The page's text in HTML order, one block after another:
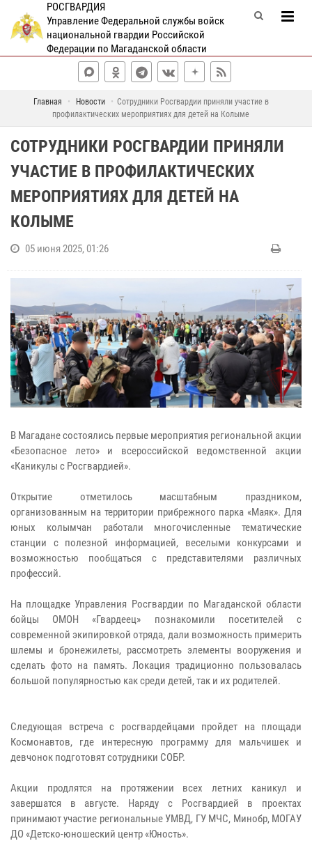
РОСГВАРДИЯ
Управление Федеральной службы войск
национальной гвардии Российской
Федерации по Магаданской области
Главная Новости
Сотрудники Росгвардии приняли участие в
профилактических мероприятиях для детей на Колыме
СОТРУДНИКИ РОСГВАРДИИ ПРИНЯЛИ
УЧАСТИЕ В ПРОФИЛАКТИЧЕСКИХ
МЕРОПРИЯТИЯХ ДЛЯ ДЕТЕЙ НА
КОЛЫМЕ
05 июня 2025, 01:26
В Магадане состоялись первые мероприятия региональной акции
«Безопасное лето» и всероссийской ведомственной акции
«Каникулы с Росгвардией».
Открытие отметилось масштабным праздником,
организованным на территории прибрежного парка «Маяк». Для
юных колымчан работали многочисленные тематические
станции с полезной информацией, веселыми конкурсами и
возможностью пообщаться с представителями различных
профессий.
На площадке Управления Росгвардии по Магаданской области
бойцы ОМОН «Гвардеец» познакомили посетителей с
современной экипировкой отряда, дали возможность примерить
шлемы и бронежилеты, рассмотреть элементы вооружения и
сделать фото на память. Локация традиционно пользовалась
большой популярностью как среди детей, так и их родителей.
Следующая встреча с росгвардейцами пройдет на площади
Космонавтов, где интересную программу для мальчишек и
девчонок подготовят сотрудники СОБР.
Акции продлятся на протяжении всех летних каникул и
завершатся в августе. Наряду с Росгвардией в проектах
принимают участие региональные УМВД, ГУ МЧС, Минобр, МОГАУ
ДО «Детско-юношеский центр «Юность».